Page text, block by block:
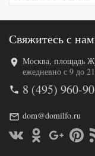
Код товара
Артикул
Размер
Наполнитель
Свяжитесь с
Москва, площадь
ежедневно с 9 до 21
8 (495) 960-
dom@domilfo.ru